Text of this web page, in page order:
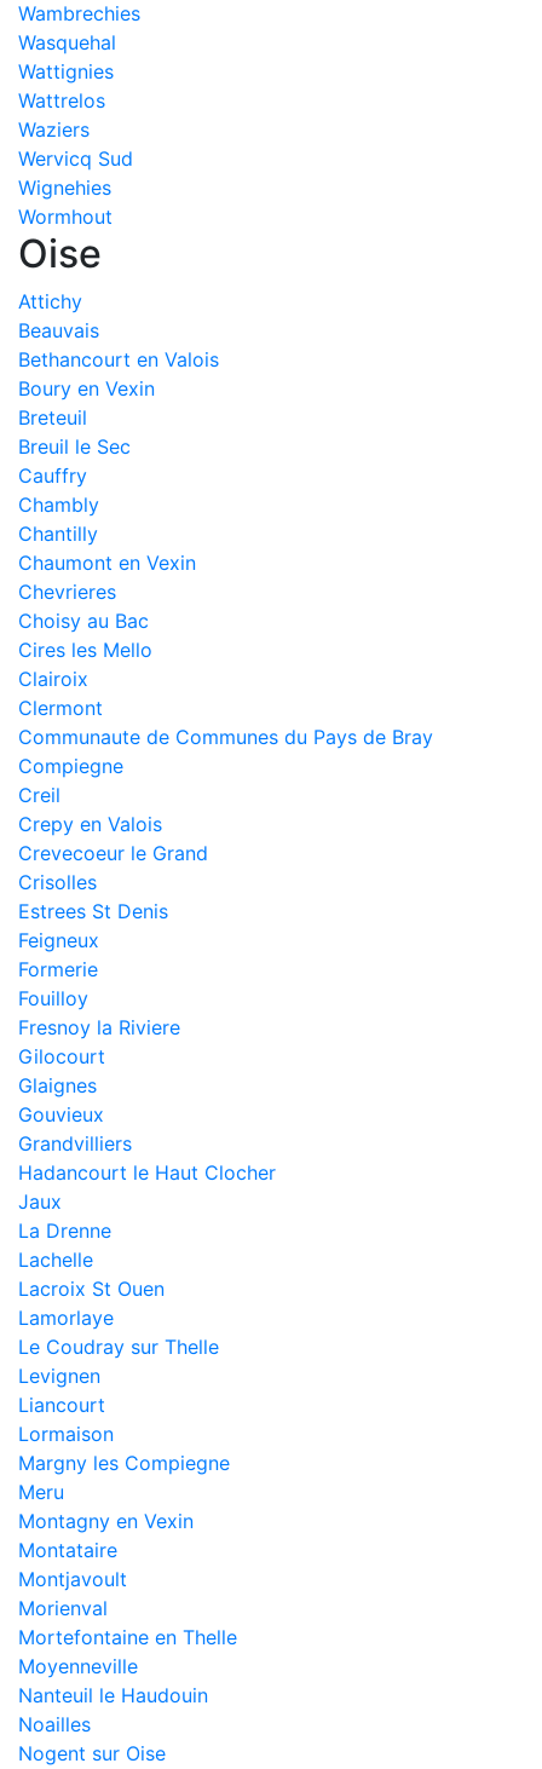
Wambrechies
Wasquehal
Wattignies
Wattrelos
Waziers
Wervicq Sud
Wignehies
Wormhout
Oise
Attichy
Beauvais
Bethancourt en Valois
Boury en Vexin
Breteuil
Breuil le Sec
Cauffry
Chambly
Chantilly
Chaumont en Vexin
Chevrieres
Choisy au Bac
Cires les Mello
Clairoix
Clermont
Communaute de Communes du Pays de Bray
Compiegne
Creil
Crepy en Valois
Crevecoeur le Grand
Crisolles
Estrees St Denis
Feigneux
Formerie
Fouilloy
Fresnoy la Riviere
Gilocourt
Glaignes
Gouvieux
Grandvilliers
Hadancourt le Haut Clocher
Jaux
La Drenne
Lachelle
Lacroix St Ouen
Lamorlaye
Le Coudray sur Thelle
Levignen
Liancourt
Lormaison
Margny les Compiegne
Meru
Montagny en Vexin
Montataire
Montjavoult
Morienval
Mortefontaine en Thelle
Moyenneville
Nanteuil le Haudouin
Noailles
Nogent sur Oise